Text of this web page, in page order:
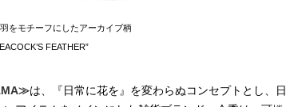
をモチーフにしたアーカイブ柄
FEATHER”
≫は、『日常に花を』を変わらぬコンセプトとし、日